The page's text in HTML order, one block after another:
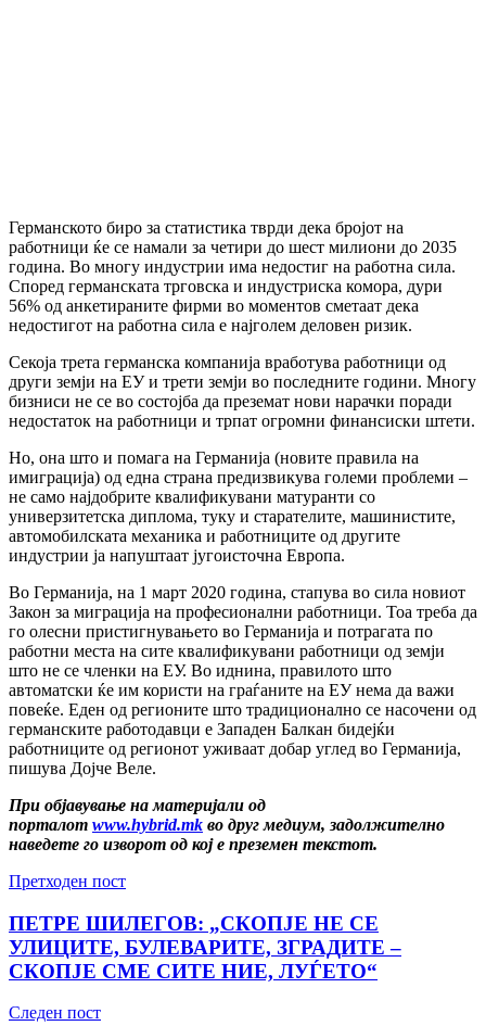
Германското биро за статистика тврди дека бројот на
работници ќе се намали за четири до шест милиони до 2035
година. Во многу индустрии има недостиг на работна сила.
Според германската трговска и индустриска комора, дури
56% од анкетираните фирми во моментов сметаат дека
недостигот на работна сила е најголем деловен ризик.
Секоја трета германска компанија вработува работници од
други земји на ЕУ и трети земји во последните години. Многу
бизниси не се во состојба да преземат нови нарачки поради
недостаток на работници и трпат огромни финансиски штети.
Но, она што и помага на Германија (новите правила на
имиграција) од една страна предизвикува големи проблеми –
не само најдобрите квалификувани матуранти со
универзитетска диплома, туку и старателите, машинистите,
автомобилската механика и работниците од другите
индустрии ја напуштаат југоисточна Европа.
Во Германија, на 1 март 2020 година, стапува во сила новиот
Закон за миграција на професионални работници. Тоа треба да
го олесни пристигнувањето во Германија и потрагата по
работни места на сите квалификувани работници од земји
што не се членки на ЕУ. Во иднина, правилото што
автоматски ќе им користи на граѓаните на ЕУ нема да важи
повеќе. Еден од регионите што традиционално се насочени од
германските работодавци е Западен Балкан бидејќи
работниците од регионот уживаат добар углед во Германија,
пишува Дојче Веле.
При објавување на материјали од
порталот www.hybrid.mk во друг медиум, задолжително
наведете го изворот од кој е преземен текстот.
Претходен пост
ПЕТРЕ ШИЛЕГОВ: „СКОПЈЕ НЕ СЕ
УЛИЦИТЕ, БУЛЕВАРИТЕ, ЗГРАДИТЕ –
СКОПЈЕ СМЕ СИТЕ НИЕ, ЛУЃЕТО“
Следен пост